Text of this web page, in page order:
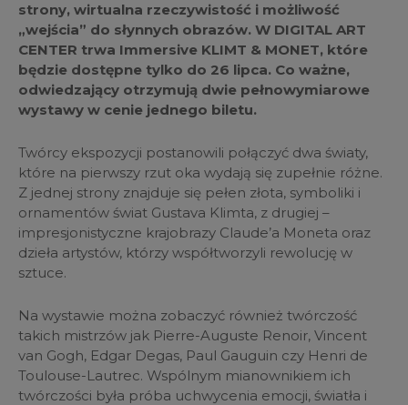
strony, wirtualna rzeczywistość i możliwość
„wejścia” do słynnych obrazów. W DIGITAL ART
CENTER trwa Immersive KLIMT & MONET, które
będzie dostępne tylko do 26 lipca. Co ważne,
odwiedzający otrzymują dwie pełnowymiarowe
wystawy w cenie jednego biletu.
Twórcy ekspozycji postanowili połączyć dwa światy,
które na pierwszy rzut oka wydają się zupełnie różne.
Z jednej strony znajduje się pełen złota, symboliki i
ornamentów świat Gustava Klimta, z drugiej –
impresjonistyczne krajobrazy Claude’a Moneta oraz
dzieła artystów, którzy współtworzyli rewolucję w
sztuce.
Na wystawie można zobaczyć również twórczość
takich mistrzów jak Pierre-Auguste Renoir, Vincent
van Gogh, Edgar Degas, Paul Gauguin czy Henri de
Toulouse-Lautrec. Wspólnym mianownikiem ich
twórczości była próba uchwycenia emocji, światła i